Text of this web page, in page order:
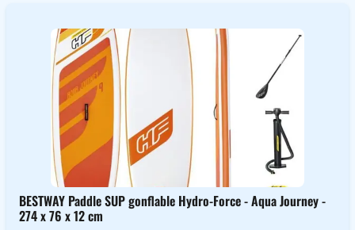
BESTWAY Paddle SUP gonflable Hydro-Force - Aqua Journey -
274 x 76 x 12 cm